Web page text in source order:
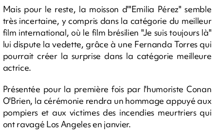
Mais pour le reste, la moisson d'"Emilia Pérez" semble
très incertaine, y compris dans la catégorie du meilleur
film international, où le film brésilien "Je suis toujours là"
lui dispute la vedette, grâce à une Fernanda Torres qui
pourrait créer la surprise dans la catégorie meilleure
actrice.
Présentée pour la première fois par l'humoriste Conan
O'Brien, la cérémonie rendra un hommage appuyé aux
pompiers et aux victimes des incendies meurtriers qui
ont ravagé Los Angeles en janvier.